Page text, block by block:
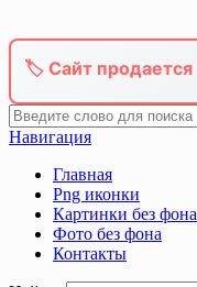
🏷️ Сайт продается
Навигация
Главная
Png иконки
Картинки без фона
Фото без фона
Контакты